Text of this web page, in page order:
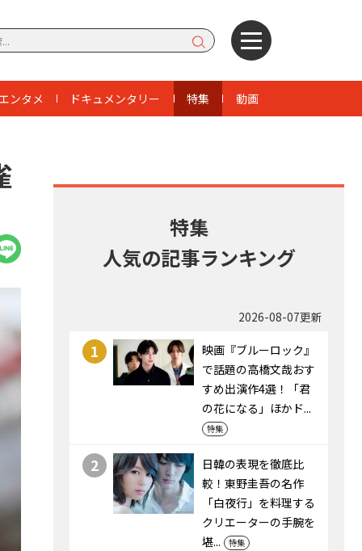
ンタメ ドキュメンタリー 特集 動画
特集
人気の記事ランキング
2026-08-07更新
1
映画『ブルーロック』
で話題の高橋文哉おす
すめ出演作4選！「君
の花になる」ほかド...
特集
2
日韓の表現を徹底比
較！東野圭吾の名作
「白夜行」を料理する
クリエーターの手腕を
堪...
特集